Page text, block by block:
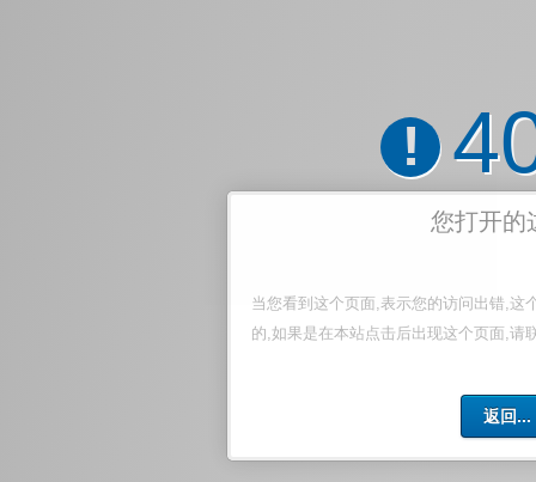
!
您打开的
当您看到这个页面,表示您的访问出错,这
的,如果是在本站点击后出现这个页面,请
返回...